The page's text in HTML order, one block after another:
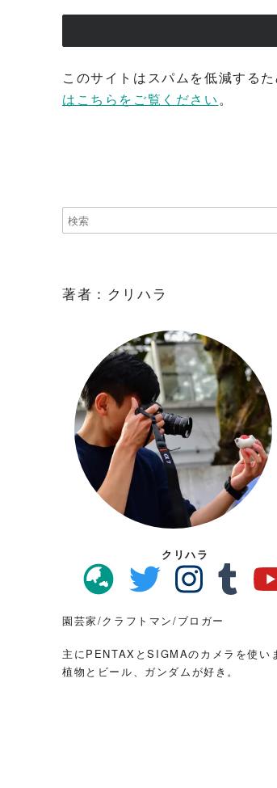
このサイトはスパムを低減する
はこちらをご覧ください。
著者：クリハラ
クリハラ
園芸家/クラフトマン/ブロガー
主にPENTAXとSIGMAのカメラを使い
植物とビール、ガンダムが好き。